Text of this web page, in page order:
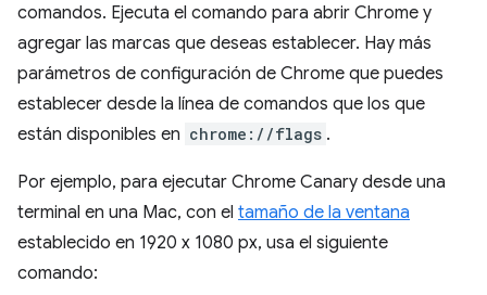
comandos. Ejecuta el comando para abrir Chrome y
agregar las marcas que deseas establecer. Hay más
parámetros de configuración de Chrome que puedes
establecer desde la línea de comandos que los que
están disponibles en chrome://flags .
Por ejemplo, para ejecutar Chrome Canary desde una
terminal en una Mac, con el tamaño de la ventana
establecido en 1920 x 1080 px, usa el siguiente
comando: